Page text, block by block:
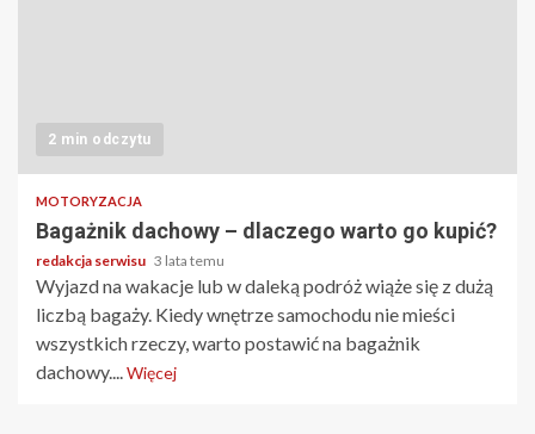
2 min odczytu
MOTORYZACJA
Bagażnik dachowy – dlaczego warto go kupić?
redakcja serwisu 3 lata temu
Wyjazd na wakacje lub w daleką podróż wiąże się z dużą
liczbą bagaży. Kiedy wnętrze samochodu nie mieści
wszystkich rzeczy, warto postawić na bagażnik
dachowy....Więcej